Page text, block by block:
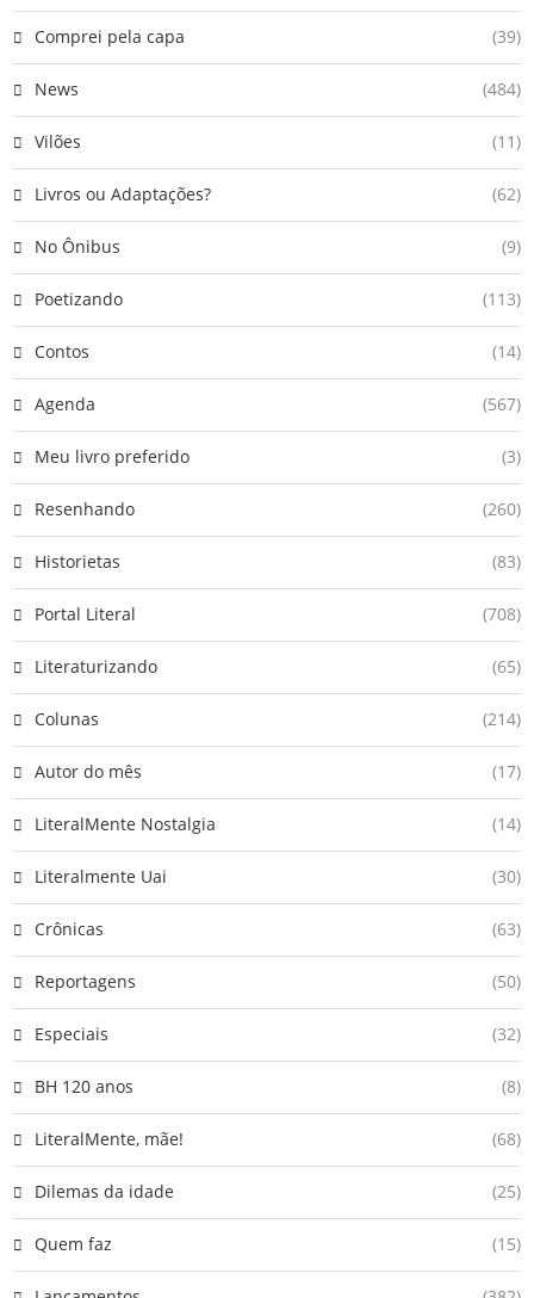
Comprei pela capa (39)
News (484)
Vilões (11)
Livros ou Adaptações? (62)
No Ônibus (9)
Poetizando (113)
Contos (14)
Agenda (567)
Meu livro preferido (3)
Resenhando (260)
Historietas (83)
Portal Literal (708)
Literaturizando (65)
Colunas (214)
Autor do mês (17)
LiteralMente Nostalgia (14)
Literalmente Uai (30)
Crônicas (63)
Reportagens (50)
Especiais (32)
BH 120 anos (8)
LiteralMente, mãe! (68)
Dilemas da idade (25)
Quem faz (15)